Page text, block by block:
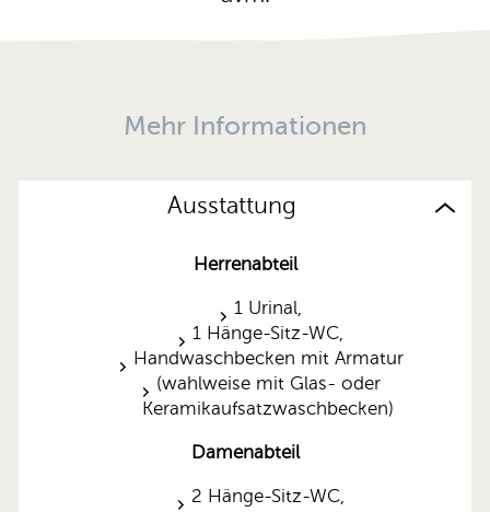
Mehr Informationen
Ausstattung
Herrenabteil
1 Urinal,
1 Hänge-Sitz-WC,
Handwaschbecken mit Armatur
(wahlweise mit Glas- oder
Keramikaufsatzwaschbecken)
Damenabteil
2 Hänge-Sitz-WC,